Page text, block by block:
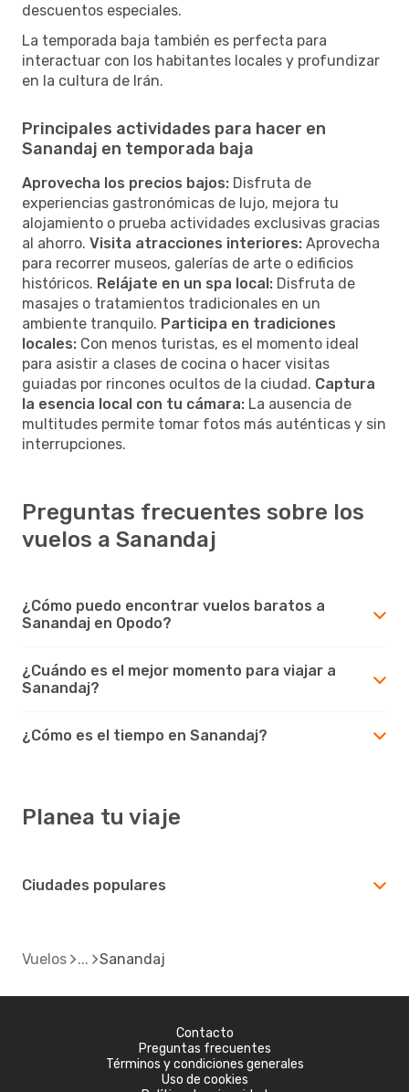
descuentos especiales.
La temporada baja también es perfecta para
interactuar con los habitantes locales y profundizar
en la cultura de Irán.
Principales actividades para hacer en
Sanandaj en temporada baja
Aprovecha los precios bajos: Disfruta de
experiencias gastronómicas de lujo, mejora tu
alojamiento o prueba actividades exclusivas gracias
al ahorro. Visita atracciones interiores: Aprovecha
para recorrer museos, galerías de arte o edificios
históricos. Relájate en un spa local: Disfruta de
masajes o tratamientos tradicionales en un
ambiente tranquilo. Participa en tradiciones
locales: Con menos turistas, es el momento ideal
para asistir a clases de cocina o hacer visitas
guiadas por rincones ocultos de la ciudad. Captura
la esencia local con tu cámara: La ausencia de
multitudes permite tomar fotos más auténticas y sin
interrupciones.
Preguntas frecuentes sobre los
vuelos a Sanandaj
¿Cómo puedo encontrar vuelos baratos a
Sanandaj en Opodo?
¿Cuándo es el mejor momento para viajar a
Sanandaj?
¿Cómo es el tiempo en Sanandaj?
Planea tu viaje
Ciudades populares
Vuelos Sanandaj
Contacto
Preguntas frecuentes
Términos y condiciones generales
Uso de cookies